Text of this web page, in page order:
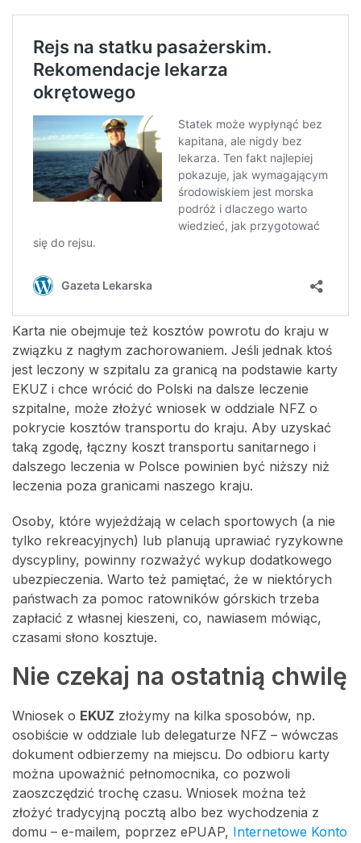
Karta nie obejmuje też kosztów powrotu do kraju w
związku z nagłym zachorowaniem. Jeśli jednak ktoś
jest leczony w szpitalu za granicą na podstawie karty
EKUZ i chce wrócić do Polski na dalsze leczenie
szpitalne, może złożyć wniosek w oddziale NFZ o
pokrycie kosztów transportu do kraju. Aby uzyskać
taką zgodę, łączny koszt transportu sanitarnego i
dalszego leczenia w Polsce powinien być niższy niż
leczenia poza granicami naszego kraju.
Osoby, które wyjeżdżają w celach sportowych (a nie
tylko rekreacyjnych) lub planują uprawiać ryzykowne
dyscypliny, powinny rozważyć wykup dodatkowego
ubezpieczenia. Warto też pamiętać, że w niektórych
państwach za pomoc ratowników górskich trzeba
zapłacić z własnej kieszeni, co, nawiasem mówiąc,
czasami słono kosztuje.
Nie czekaj na ostatnią chwilę
Wniosek o EKUZ złożymy na kilka sposobów, np.
osobiście w oddziale lub delegaturze NFZ – wówczas
dokument odbierzemy na miejscu. Do odbioru karty
można upoważnić pełnomocnika, co pozwoli
zaoszczędzić trochę czasu. Wniosek można też
złożyć tradycyjną pocztą albo bez wychodzenia z
domu – e-mailem, poprzez ePUAP, Internetowe Konto